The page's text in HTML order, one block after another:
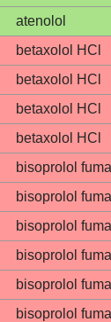
atenolol
betaxolol HCl
betaxolol HCl
betaxolol HCl
betaxolol HCl
bisoprolol
bisoprolol
bisoprolol
bisoprolol
bisoprolol
bisoprolol